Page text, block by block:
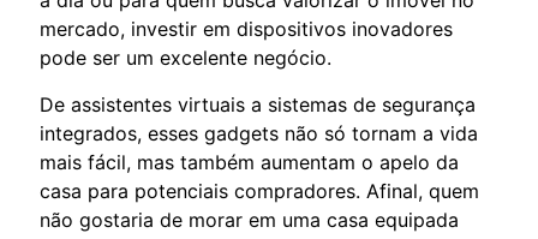
mercado, investir em dispositivos inovadores
pode ser um excelente negócio.
De assistentes virtuais a sistemas de segurança
integrados, esses gadgets não só tornam a vida
mais fácil, mas também aumentam o apelo da
casa para potenciais compradores. Afinal, quem
não gostaria de morar em uma casa equipada